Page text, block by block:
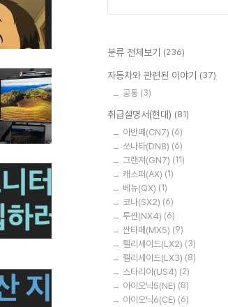
분류 전체보기 (236)
자동차와 관련된 이야기 (37)
공통 (3)
취급설명서(현대) (81)
아반떼(CN7) (6)
쏘나타(DN8) (6)
그랜져(GN7) (11)
캐스퍼(AX) (1)
베뉴(QX) (1)
코나(SX2) (6)
투싼(NX4) (6)
싼타페(MX5) (9)
펠리세이드(LX2) (3)
펠리세이드(LX3) (8)
스타리아(US4) (2)
아이오닉5(NE) (8)
아이오닉6(CE) (6)